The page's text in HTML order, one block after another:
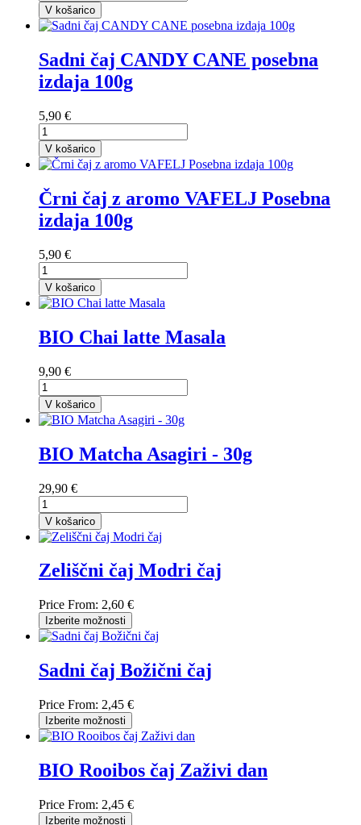
V košarico
Sadni čaj CANDY CANE posebna
izdaja 100g
5,90 €
V košarico
Črni čaj z aromo VAFELJ Posebna
izdaja 100g
5,90 €
V košarico
BIO Chai latte Masala
9,90 €
V košarico
BIO Matcha Asagiri - 30g
29,90 €
V košarico
Zeliščni čaj Modri čaj
Price From: 2,60 €
Izberite možnosti
Sadni čaj Božični čaj
Price From: 2,45 €
Izberite možnosti
BIO Rooibos čaj Zaživi dan
Price From: 2,45 €
Izberite možnosti